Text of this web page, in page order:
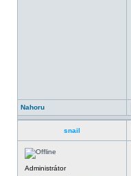
Nahoru
snail
Administrátor